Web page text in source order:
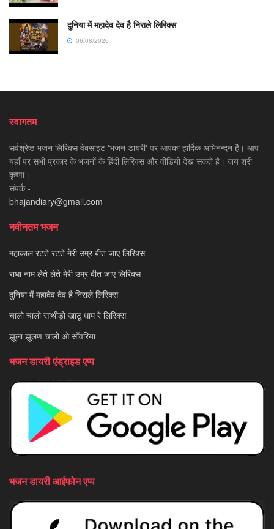
दुनिया में महादेव देव है निराले लिरिक्स
06/08/2026
स्वागतम
सर्वश्रेष्ठ भजन लिरिक्स वेबसाइट 'भजन डायरी' पर आपका हार्दिक अभिनन्दन है। आप
यहाँ पर सभी प्रकार के भजनों के हिंदी लिरिक्स और वीडियो देख सकते है। जय श्री
कृष्णा।
संपर्क -
bhajandiary@gmail.com
नवीनतम भजन
महाकाल रटते रटते मेरी उम्र बीत जाए लिरिक्स
राधा नाम लेते लेते मेरी उम्र बीत जाए लिरिक्स
दुनिया में महादेव देव है निराले लिरिक्स
चालो चालो साथीड़ो खाटू धाम रे लिरिक्स
झूला झूलण चालो ओ साँवरिया
भजन डायरी एंड्राइड एप्प
भजन डायरी आईफोन एप्प